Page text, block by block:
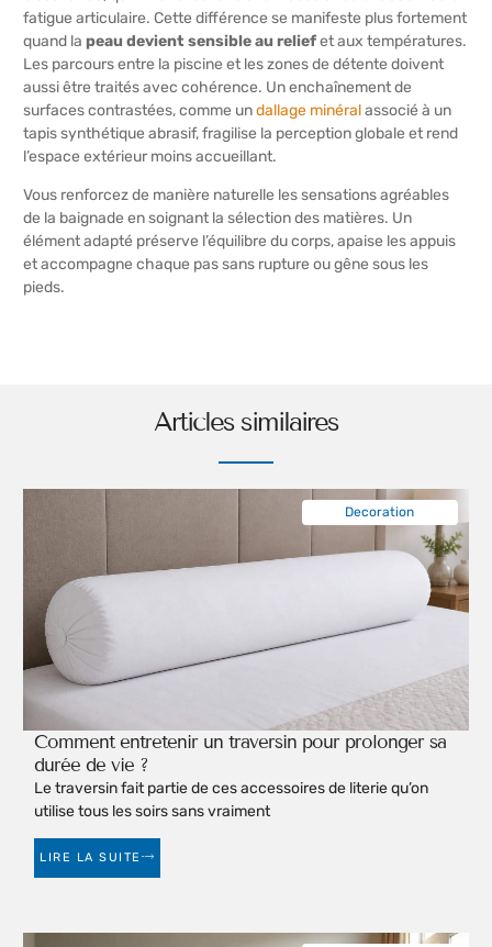
fatigue articulaire. Cette différence se manifeste plus fortement
quand la peau devient sensible au reliefet aux températures.
Les parcours entre la piscine et les zones de détente doivent
aussi être traités avec cohérence. Un enchaînement de
surfaces contrastées, comme undallage minéralassocié à un
tapis synthétique abrasif, fragilise la perception globale et rend
l’espace extérieur moins accueillant.
Vous renforcez de manière naturelle les sensations agréables
de la baignade en soignant la sélection des matières. Un
élément adapté préserve l’équilibre du corps, apaise les appuis
et accompagne chaque pas sans rupture ou gêne sous les
pieds.
Articles similaires
Comment entretenir un traversin pour prolonger sa
durée de vie ?
Le traversin fait partie de ces accessoires de literie qu’on
utilise tous les soirs sans vraiment
LIRE LA SUITE
Decoration